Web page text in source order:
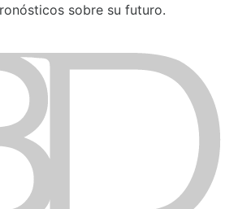
sobre su futuro.